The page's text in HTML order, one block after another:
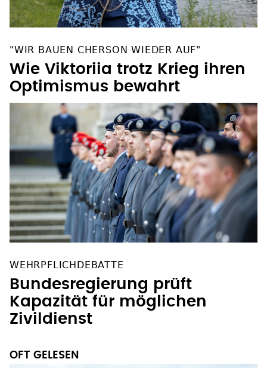
Wie Viktoriia trotz Krieg ihren
Optimismus bewahrt
Bundesregierung prüft
Kapazität für möglichen
Zivildienst